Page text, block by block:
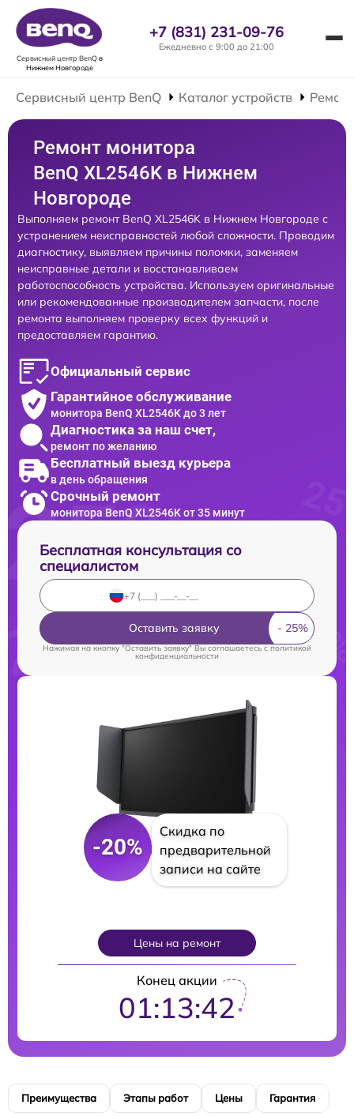
Сервисный центр BenQв
Нижнем Новгороде
+7 (831) 231-09-76
Ежедневно с 9:00 до 21:00
Сервисный центр BenQ Каталог устройств
Ремонт монитора
BenQ XL2546K в Нижнем
Новгороде
Выполняем ремонт BenQ XL2546K в Нижнем Новгороде с
устранением неисправностей любой сложности. Проводим
диагностику, выявляем причины поломки, заменяем
неисправные детали и восстанавливаем
работоспособность устройства. Используем оригинальные
или рекомендованные производителем запчасти, после
ремонта выполняем проверку всех функций и
предоставляем гарантию.
Официальный сервис
Гарантийное обслуживание
монитора BenQ XL2546K до 3 лет
Диагностика за наш счет,
ремонт по желанию
Бесплатный выезд курьера
в день обращения
Срочный ремонт
монитора BenQ XL2546K от 35 минут
Бесплатная консультация со
специалистом
Оставить заявку
Нажимая на кнопку "Оставить заявку" Вы соглашаетесь cполитикой
конфиденциальности
-20%
Скидка по
предварительной
записи на сайте
Цены на ремонт
Конец акции
01:13:40
Преимущества Этапы работ Цены Гарантия